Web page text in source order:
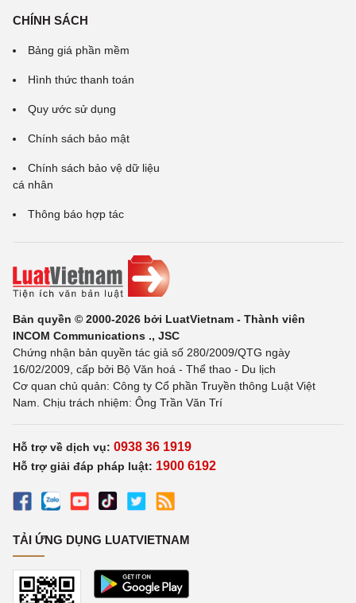
CHÍNH SÁCH
Bảng giá phần mềm
Hình thức thanh toán
Quy ước sử dụng
Chính sách bảo mật
Chính sách bảo vệ dữ liệu
cá nhân
Thông báo hợp tác
Bản quyền © 2000-2026 bởi LuatVietnam - Thành viên
INCOM Communications ., JSC
Chứng nhận bản quyền tác giả số 280/2009/QTG ngày
16/02/2009, cấp bởi Bộ Văn hoá - Thể thao - Du lịch
Cơ quan chủ quản: Công ty Cổ phần Truyền thông Luật Việt
Nam. Chịu trách nhiệm: Ông Trần Văn Trí
Hỗ trợ về dịch vụ: 0938 36 1919
Hỗ trợ giải đáp pháp luật: 1900 6192
TẢI ỨNG DỤNG LUATVIETNAM